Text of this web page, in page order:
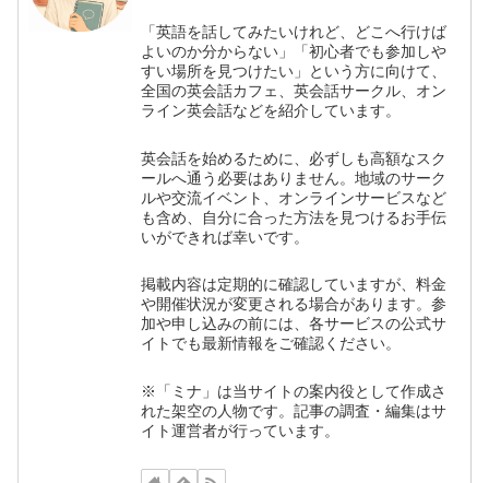
「英語を話してみたいけれど、どこへ行けば
よいのか分からない」「初心者でも参加しや
すい場所を見つけたい」という方に向けて、
全国の英会話カフェ、英会話サークル、オン
ライン英会話などを紹介しています。
英会話を始めるために、必ずしも高額なスク
ールへ通う必要はありません。地域のサーク
ルや交流イベント、オンラインサービスなど
も含め、自分に合った方法を見つけるお手伝
いができれば幸いです。
掲載内容は定期的に確認していますが、料金
や開催状況が変更される場合があります。参
加や申し込みの前には、各サービスの公式サ
イトでも最新情報をご確認ください。
※「ミナ」は当サイトの案内役として作成さ
れた架空の人物です。記事の調査・編集はサ
イト運営者が行っています。